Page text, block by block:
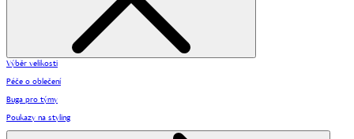
Výběr velikosti
Péče o oblečení
Buga pro týmy
Poukazy na styling